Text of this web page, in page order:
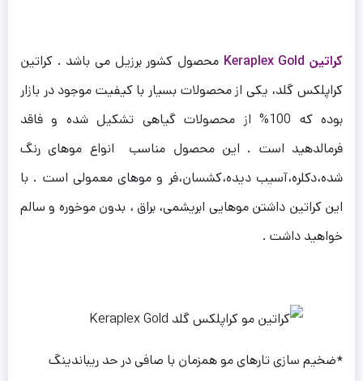
کراتین Keraplex Gold
محصول کشور برزیل می باشد . کراتین
کراپلکس گلد، یکی از محصولات بسیار با کیفیت موجود در بازار
بوده که 100% از محصولات گیاهی تشکیل شده و فاقد
فرمالدهید است . این محصول مناسب انواع موهای رنگ
شده،دکلره،آسیب دیده،کشسان،فر و موهای معمولی است . با
این کراتین داشتن موهایی ابریشمی، براق ، بدون موخوره و سالم
خواهید داشت .
*ضخیم سازی تارهای مو همزمان با صافی در حد ریباندینگ